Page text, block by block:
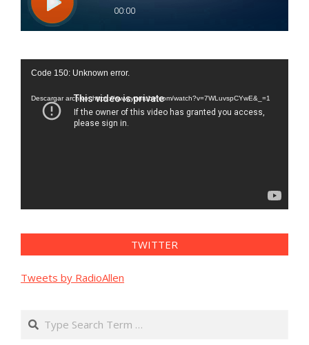
Reproductor
vídeo
Code 150: Unknown error.
Descargar archivo: https://www.youtube.com/watch?v=7WLuvspCYwE&_=1
TWITTER
Tweets by RadioAllen
Search